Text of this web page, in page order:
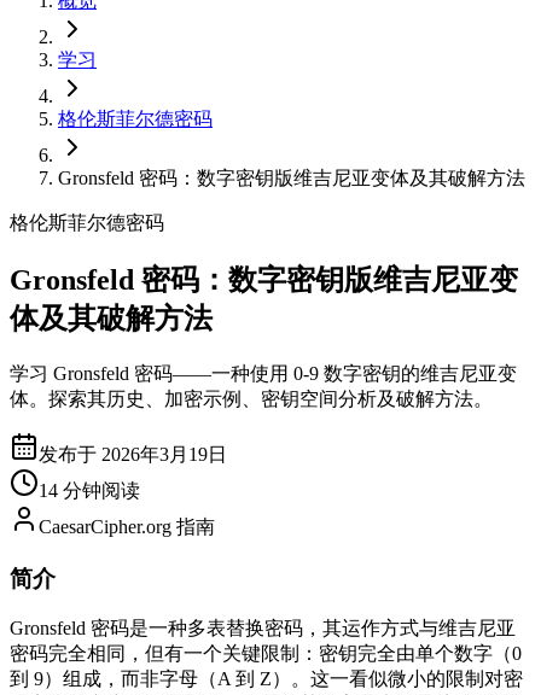
学习
格伦斯菲尔德密码
Gronsfeld 密码：数字密钥版维吉尼亚变体及其破解方法
格伦斯菲尔德密码
Gronsfeld 密码：数字密钥版维吉尼亚变
体及其破解方法
学习 Gronsfeld 密码——一种使用 0-9 数字密钥的维吉尼亚变
体。探索其历史、加密示例、密钥空间分析及破解方法。
发布于 2026年3月19日
14 分钟阅读
CaesarCipher.org 指南
简介
Gronsfeld 密码是一种多表替换密码，其运作方式与维吉尼亚
密码完全相同，但有一个关键限制：密钥完全由单个数字（0
到 9）组成，而非字母（A 到 Z）。这一看似微小的限制对密